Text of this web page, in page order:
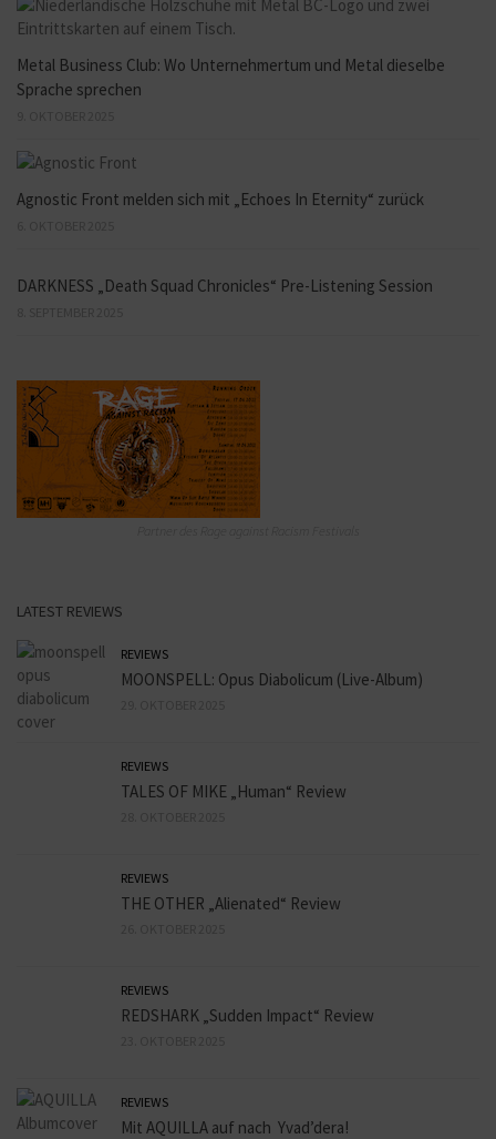
Metal Business Club: Wo Unternehmertum und Metal dieselbe
Sprache sprechen
Agnostic Front melden sich mit „Echoes In Eternity“ zurück
DARKNESS „Death Squad Chronicles“ Pre-Listening Session
LATEST REVIEWS
REVIEWS
MOONSPELL: Opus Diabolicum (Live-Album)
REVIEWS
TALES OF MIKE „Human“ Review
REVIEWS
THE OTHER „Alienated“ Review
REVIEWS
REDSHARK „Sudden Impact“ Review
REVIEWS
Mit AQUILLA auf nach Yvad’dera!